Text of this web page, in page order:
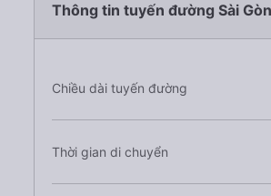
Thông tin tuyến đường Sài
Chiều dài tuyến đường
Thời gian di chuyển